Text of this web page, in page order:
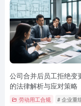
公司合并后员工拒绝变
的法律解析与应对策略
劳动用工合规 # 企业重